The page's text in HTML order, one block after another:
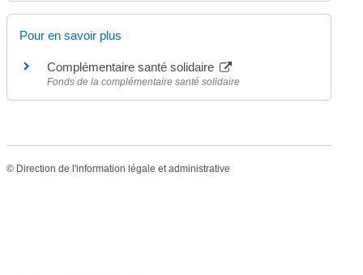
Pour en savoir plus
Complémentaire santé solidaire
Fonds de la complémentaire santé solidaire
© Direction de l'information légale et administrative